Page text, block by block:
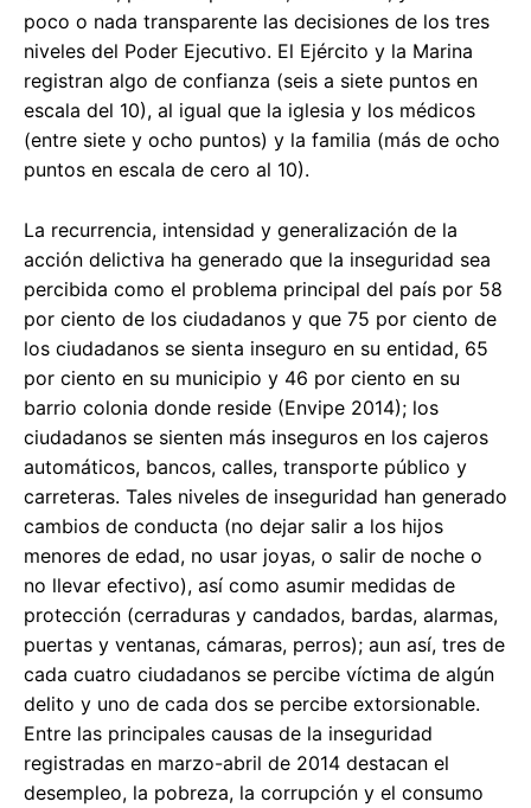
poco o nada transparente las decisiones de los tres
niveles del Poder Ejecutivo. El Ejército y la Marina
registran algo de confianza (seis a siete puntos en
escala del 10), al igual que la iglesia y los médicos
(entre siete y ocho puntos) y la familia (más de ocho
puntos en escala de cero al 10).
La recurrencia, intensidad y generalización de la
acción delictiva ha generado que la inseguridad sea
percibida como el problema principal del país por 58
por ciento de los ciudadanos y que 75 por ciento de
los ciudadanos se sienta inseguro en su entidad, 65
por ciento en su municipio y 46 por ciento en su
barrio colonia donde reside (Envipe 2014); los
ciudadanos se sienten más inseguros en los cajeros
automáticos, bancos, calles, transporte público y
carreteras. Tales niveles de inseguridad han generado
cambios de conducta (no dejar salir a los hijos
menores de edad, no usar joyas, o salir de noche o
no llevar efectivo), así como asumir medidas de
protección (cerraduras y candados, bardas, alarmas,
puertas y ventanas, cámaras, perros); aun así, tres de
cada cuatro ciudadanos se percibe víctima de algún
delito y uno de cada dos se percibe extorsionable.
Entre las principales causas de la inseguridad
registradas en marzo-abril de 2014 destacan el
desempleo, la pobreza, la corrupción y el consumo